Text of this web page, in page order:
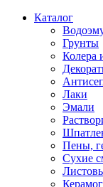
Каталог
Грунты
Колера
Лаки
Эмали
Пены,
Сухие